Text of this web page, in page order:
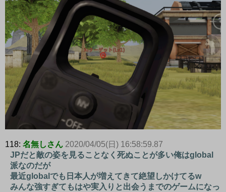
118: 名無しさん 2020/04/05(日) 16:58:59.87
JPだと敵の姿を見ることなく死ぬことが多い俺はglobal
派なのだが
最近globalでも日本人が増えてきて絶望しかけてるw
みんな強すぎてもはや実入りと出会うまでのゲームになっ